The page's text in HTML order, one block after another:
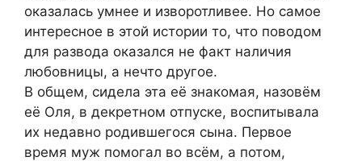
оказалась умнее и изворотливее. Но самое
интересное в этой истории то, что поводом
для развода оказался не факт наличия
любовницы, а нечто другое.
В общем, сидела эта её знакомая, назовём
её Оля, в декретном отпуске, воспитывала
их недавно родившегося сына. Первое
время муж помогал во всём, а потом,